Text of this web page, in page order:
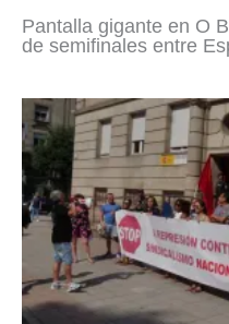
Pantalla gigante en O
de semifinales entre